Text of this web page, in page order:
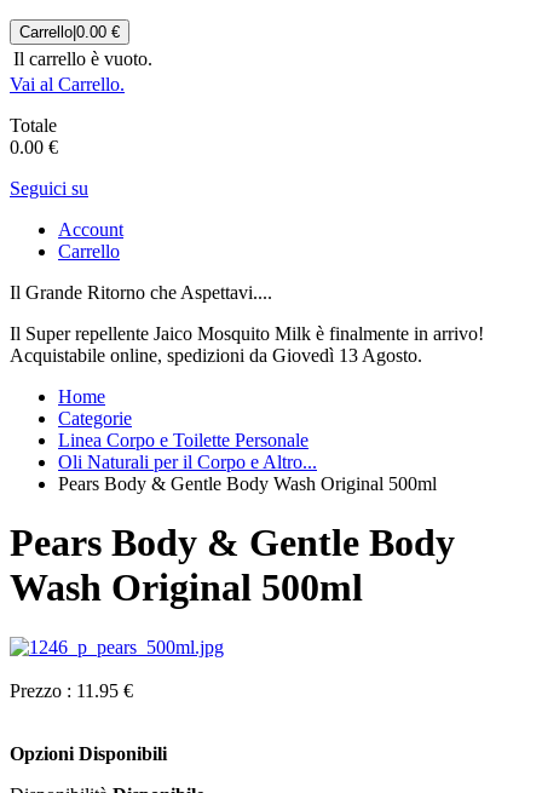
Carrello 0.00 €
Il carrello è vuoto.
Vai al Carrello.
Totale
0.00 €
Seguici su
Account
Carrello
Il Grande Ritorno che Aspettavi....
Il Super repellente Jaico Mosquito Milk è finalmente in arrivo!
Acquistabile online, spedizioni da Giovedì 13 Agosto.
Home
Categorie
Linea Corpo e Toilette Personale
Oli Naturali per il Corpo e Altro...
Pears Body & Gentle Body Wash Original 500ml
Pears Body & Gentle Body
Wash Original 500ml
Prezzo : 11.95 €
Opzioni Disponibili